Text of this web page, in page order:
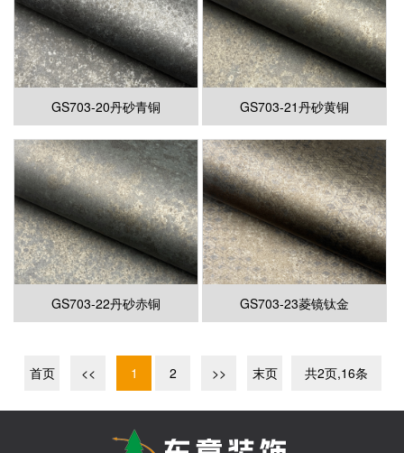
GS703-20丹砂青铜 GS703-21丹砂黄铜
GS703-22丹砂赤铜 GS703-23菱镜钛金
首页 << 1 2 >> 末页 共2页,16条